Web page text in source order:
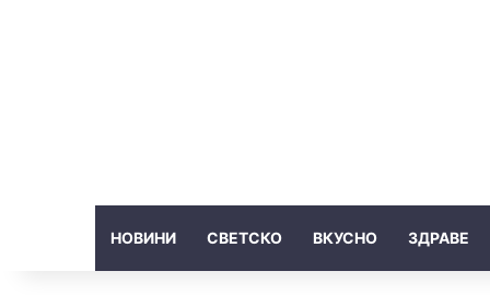
НОВИНИ СВЕТСКО ВКУСНО ЗДРАВЕ